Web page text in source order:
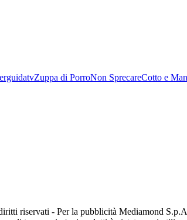
Zuppa di PorroNon SprecareCotto e
riservati - Per la pubblicità Mediamond